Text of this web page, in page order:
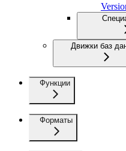
Движки баз
Функции
Форматы